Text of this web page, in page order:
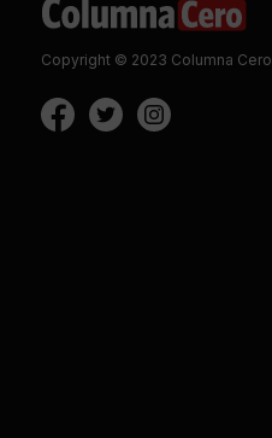
Copyright © 2023 Columna Cero